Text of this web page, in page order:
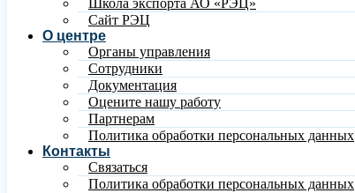
Школа экспорта АО «РЭЦ»
Сайт РЭЦ
О центре
Органы управления
Сотрудники
Документация
Оцените нашу работу
Партнерам
Политика обработки персональных данных
Контакты
Связаться
Политика обработки персональных данных